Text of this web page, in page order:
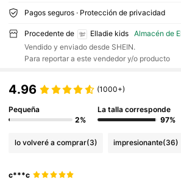
Pagos seguros · Protección de privacidad
Procedente de Elladie kids
Almacén de
Vendido y enviado desde SHEIN.
Para reportar a este vendedor y/o producto
4.96 (1000+)
Pequeña
2%
La talla corresponde
97%
lo volveré a comprar(3) impresionante(36)
c***c